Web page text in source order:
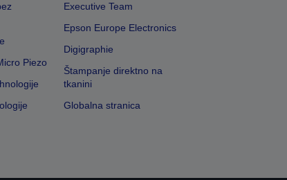
Piezo
Executive Team
Epson Europe Electronics
Digigraphie
Štampanje direktno na
tkanini
Globalna stranica